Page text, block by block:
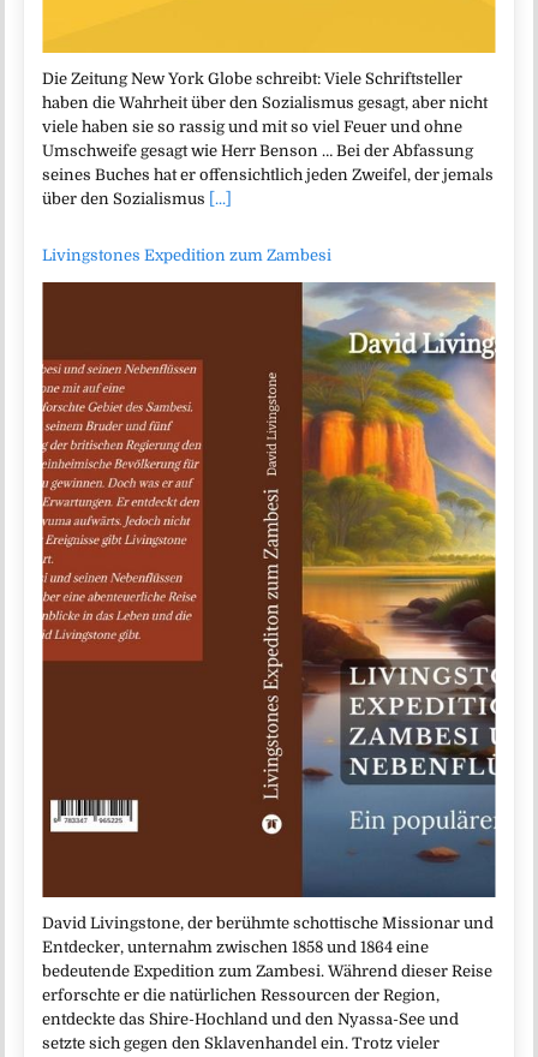
Die Zeitung New York Globe schreibt: Viele Schriftsteller
haben die Wahrheit über den Sozialismus gesagt, aber nicht
viele haben sie so rassig und mit so viel Feuer und ohne
Umschweife gesagt wie Herr Benson … Bei der Abfassung
seines Buches hat er offensichtlich jeden Zweifel, der jemals
über den Sozialismus [...]
Livingstones Expedition zum Zambesi
David Livingstone, der berühmte schottische Missionar und
Entdecker, unternahm zwischen 1858 und 1864 eine
bedeutende Expedition zum Zambesi. Während dieser Reise
erforschte er die natürlichen Ressourcen der Region,
entdeckte das Shire-Hochland und den Nyassa-See und
setzte sich gegen den Sklavenhandel ein. Trotz vieler